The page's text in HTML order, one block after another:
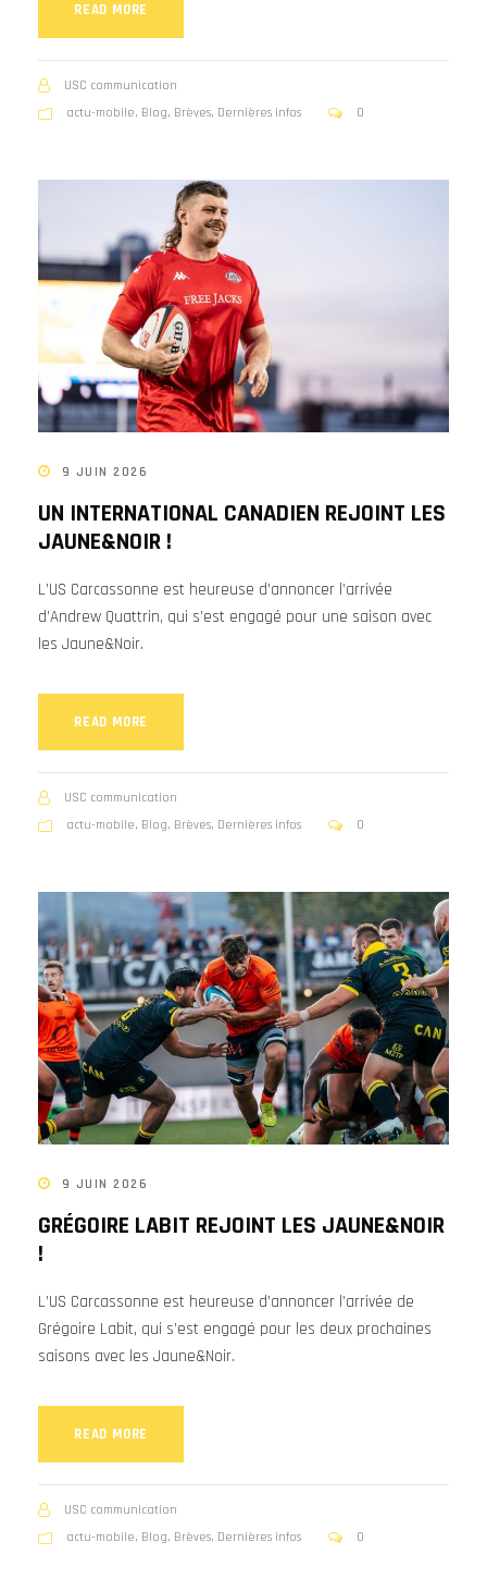
READ MORE
USC communication
actu-mobile, Blog, Brèves, Dernières infos 0
9 JUIN 2026
UN INTERNATIONAL CANADIEN REJOINT LES
JAUNE&NOIR !
L’US Carcassonne est heureuse d’annoncer l’arrivée
d’Andrew Quattrin, qui s’est engagé pour une saison avec
les Jaune&Noir.
READ MORE
USC communication
actu-mobile, Blog, Brèves, Dernières infos 0
9 JUIN 2026
GRÉGOIRE LABIT REJOINT LES JAUNE&NOIR
!
L’US Carcassonne est heureuse d’annoncer l’arrivée de
Grégoire Labit, qui s’est engagé pour les deux prochaines
saisons avec les Jaune&Noir.
READ MORE
USC communication
actu-mobile, Blog, Brèves, Dernières infos 0